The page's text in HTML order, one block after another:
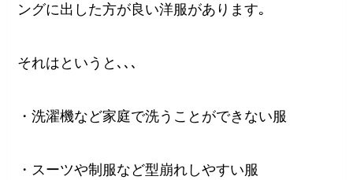
ングに出した方が良い洋服があります｡
それはというと､､､
・洗濯機など家庭で洗うことができない服
・スーツや制服など型崩れしやすい服